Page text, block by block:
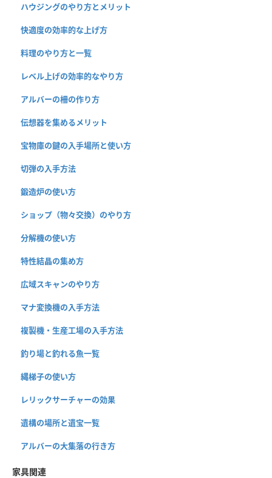
ハウジングのやり方とメリット
快適度の効率的な上げ方
料理のやり方と一覧
レベル上げの効率的なやり方
アルバーの柵の作り方
伝想器を集めるメリット
宝物庫の鍵の入手場所と使い方
切弾の入手方法
鍛造炉の使い方
ショップ（物々交換）のやり方
分解機の使い方
特性結晶の集め方
広域スキャンのやり方
マナ変換機の入手方法
複製機・生産工場の入手方法
釣り場と釣れる魚一覧
縄梯子の使い方
レリックサーチャーの効果
遺構の場所と遺宝一覧
アルバーの大集落の行き方
家具関連